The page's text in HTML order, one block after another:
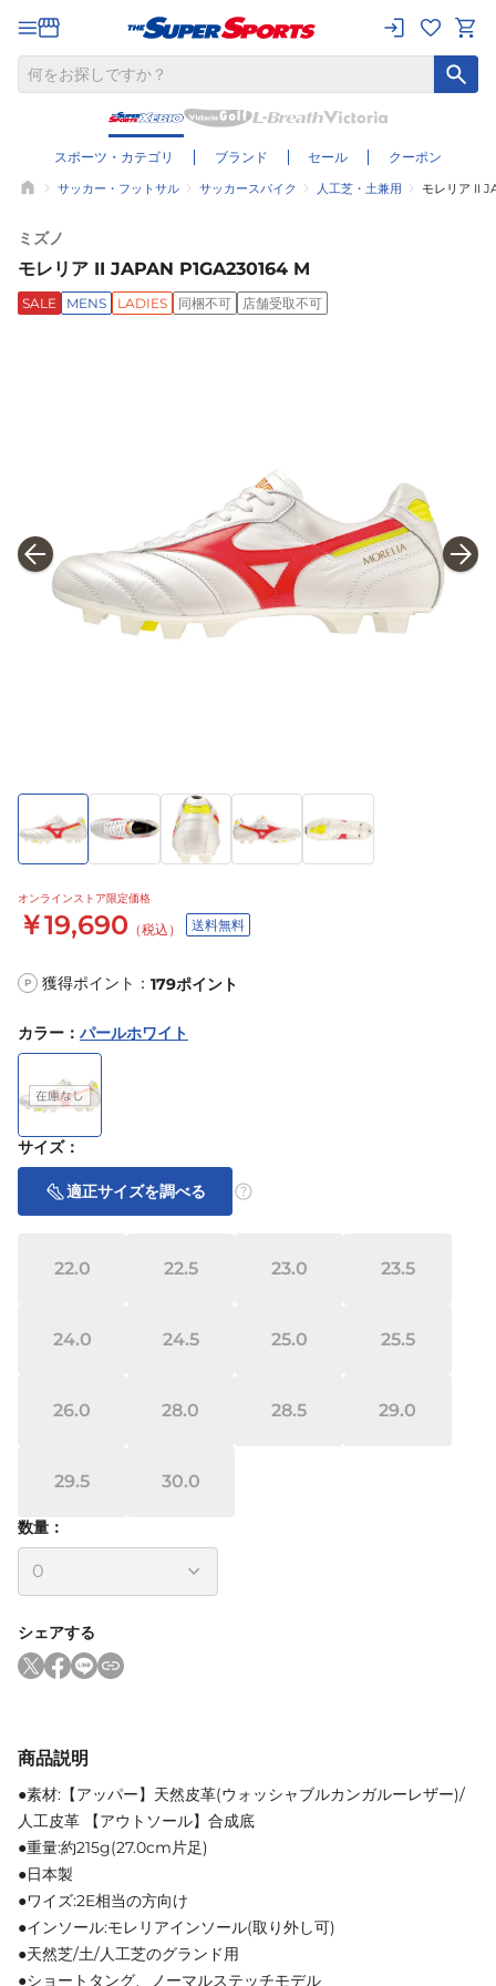
スポーツ・カテゴリ ブランド セール クーポン
サッカー・フットサル サッカースパイク 人工芝・土兼用 モレリア II
ミズノ
モレリア II JAPAN P1GA230164 M
SALE MENS LADIES 同梱不可 店舗受取不可
オンラインストア限定価格
￥19,690 （税込） 送料無料
P 獲得ポイント： 179ポイント
カラー ： パールホワイト
サイズ：
適正サイズを調べる
22.0 22.5 23.0 23.5
24.0 24.5 25.0 25.5
26.0 28.0 28.5 29.0
29.5 30.0
数量：
シェアする
商品説明
●素材:【アッパー】天然皮革(ウォッシャブルカンガルーレザー)/
人工皮革 【アウトソール】合成底
●重量:約215g(27.0cm片足)
●日本製
●ワイズ:2E相当の方向け
●インソール:モレリアインソール(取り外し可)
●天然芝/土/人工芝のグランド用
●ショートタング、ノーマルステッチモデル